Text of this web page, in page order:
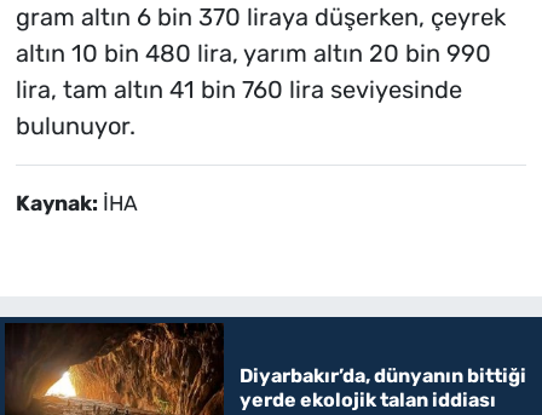
gram altın 6 bin 370 liraya düşerken, çeyrek
altın 10 bin 480 lira, yarım altın 20 bin 990
lira, tam altın 41 bin 760 lira seviyesinde
bulunuyor.
Kaynak: İHA
Diyarbakır’da, dünyanın bittiği
yerde ekolojik talan iddiası